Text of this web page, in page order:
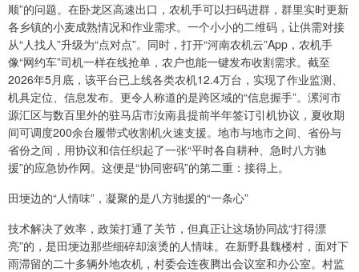
顺”的问题。在卧龙区高速出口，农机手可以扫码进群，群里实时更新
各乡镇的小麦成熟情况和作业需求。一个小小的二维码，让供需对接
从“人找人”升级为“点对点”。同时，打开“河南农机云”App，农机手
像“网约车”司机一样在线抢单，农户也能一键发布收割需求。截至
2026年5月底，该平台已上线各类农机12.4万台，实现了作业监测、
机具定位、信息发布。更令人称道的是跨区域的“信息握手”。漯河市
源汇区与数百里外的驻马店市汝南县提前半年签订引机协议，夏收期
间可调度200余台履带式收割机火速支援。地市与地市之间、省份与
省份之间，用协议和信任织起了一张“平时各自耕种、急时八方驰
援”的应急协作网。这便是“协同密码”的第二重：接得上。
田埂边的“人情味”，凝聚的是八方驰援的“一条心”
技术解决了效率，政策打通了关节，但真正让这场协同战“打得漂
亮”的，是田埂边那些细碎却滚烫的人情味。在新野县魏楼村，面对下
雨滞留的二十多辆外地农机，村委会连夜腾出会议室和办公室。村监